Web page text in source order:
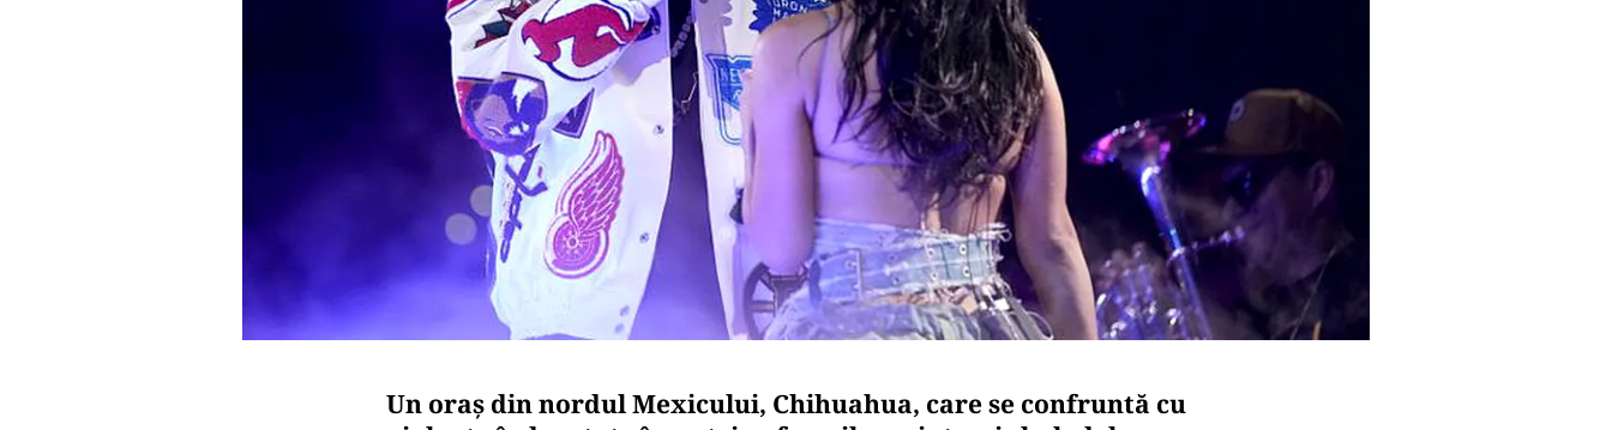
Un oraş din nordul Mexicului, Chihuahua, care se confruntă cu